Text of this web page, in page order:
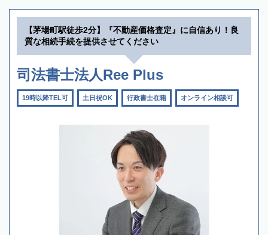
【茅場町駅徒歩2分】『不動産価格査定』に自信あり！良
質な相続手続を提供させてください
司法書士法人Ree Plus
19時以降TEL可 土日祝OK 行政書士在籍 オンライン相談可